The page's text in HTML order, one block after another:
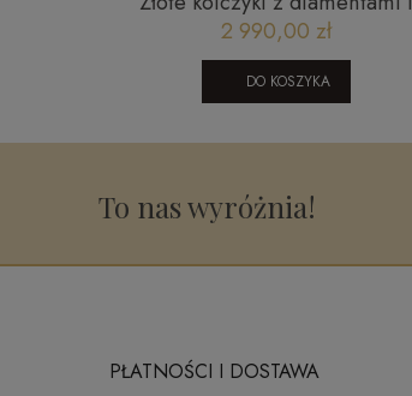
london blue topaz JE5018LBTY
0,1 CT
2 990,00 zł
DO KOSZYKA
To nas wyróżnia!
PŁATNOŚCI I DOSTAWA